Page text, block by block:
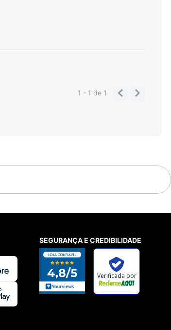
1 - 1de 1
SEGURANÇA E CREDIBILIDADE